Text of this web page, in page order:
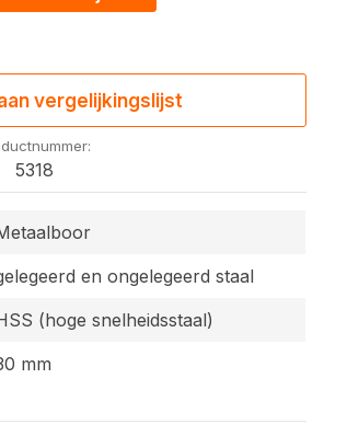
vergelijkingslijst
5318
en ongelegeerd staal
(hoge snelheidsstaal)
mm